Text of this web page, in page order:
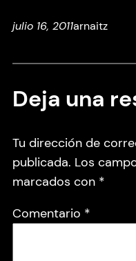
julio 16, 2011arnaitz
Deja una
Tu dirección de
publicada. Los
marcados con *
Comentario *